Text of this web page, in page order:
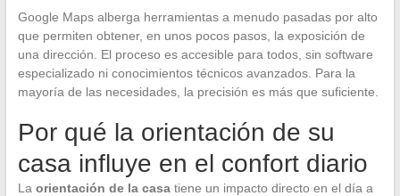
Google Maps alberga herramientas a menudo pasadas por alto
que permiten obtener, en unos pocos pasos, la exposición de
una dirección. El proceso es accesible para todos, sin software
especializado ni conocimientos técnicos avanzados. Para la
mayoría de las necesidades, la precisión es más que suficiente.
Por qué la orientación de su
casa influye en el confort diario
La orientación de la casatiene un impacto directo en el día a